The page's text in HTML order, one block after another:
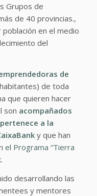
Grupos de
de 40 provincias.,
en el medio
del
de
de toda
que quieren hacer
son acompañados
a la
y que han
el Programa “Tierra
desarrollando las
y mentores